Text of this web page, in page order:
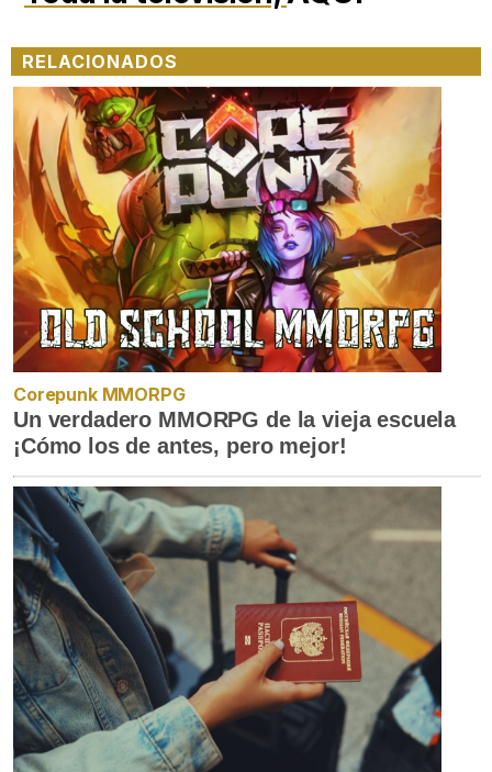
RELACIONADOS
Corepunk MMORPG
Un verdadero MMORPG de la vieja escuela
¡Cómo los de antes, pero mejor!